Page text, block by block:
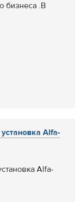
бизнеса .В
Alfa-
Alfa-